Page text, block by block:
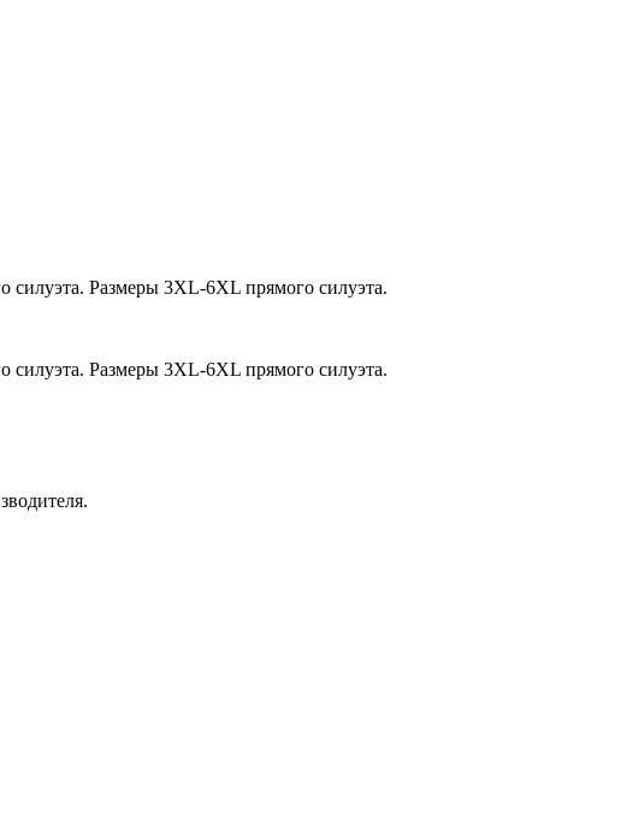
силуэта. Размеры 3XL-6XL прямого силуэта.
силуэта. Размеры 3XL-6XL прямого силуэта.